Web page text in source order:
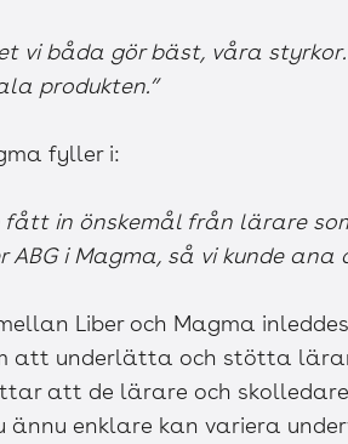
vi båda gör bäst, våra
produkten.”
fyller i:
fått in önskemål från lärare
ABG i Magma, så vi kunde
Liber och Magma
att underlätta och stötta
att de lärare och
enklare kan variera